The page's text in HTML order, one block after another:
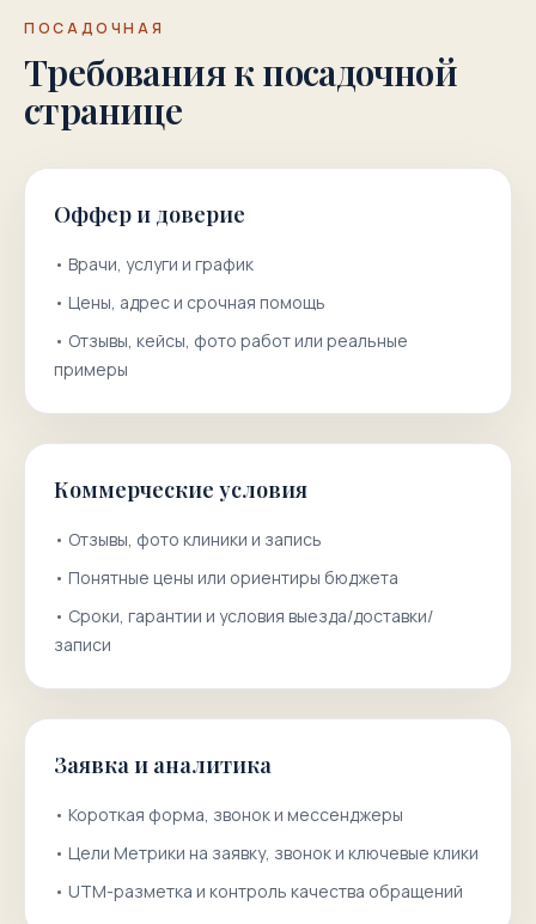
ПОСАДОЧНАЯ
Требования к посадочной
странице
Оффер и доверие
• Врачи, услуги и график
• Цены, адрес и срочная помощь
• Отзывы, кейсы, фото работ или реальные
примеры
Коммерческие условия
• Отзывы, фото клиники и запись
• Понятные цены или ориентиры бюджета
• Сроки, гарантии и условия выезда/доставки/
записи
Заявка и аналитика
• Короткая форма, звонок и мессенджеры
• Цели Метрики на заявку, звонок и ключевые клики
• UTM-разметка и контроль качества обращений